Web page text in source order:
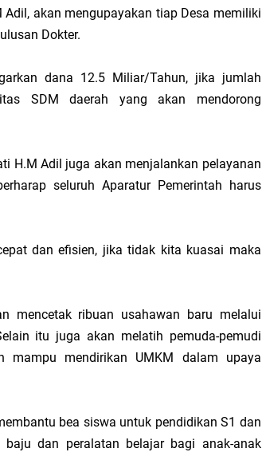
akan mengupayakan tiap Desa memiliki
Dokter.
dana 12.5 Miliar/Tahun, jika jumlah
SDM daerah yang akan mendorong
H.M Adil juga akan menjalankan pelayanan
seluruh Aparatur Pemerintah harus
dan efisien, jika tidak kita kuasai maka
mencetak ribuan usahawan baru melalui
itu juga akan melatih pemuda-pemudi
mendirikan UMKM dalam upaya
bea siswa untuk pendidikan S1 dan
dan peralatan belajar bagi anak-anak